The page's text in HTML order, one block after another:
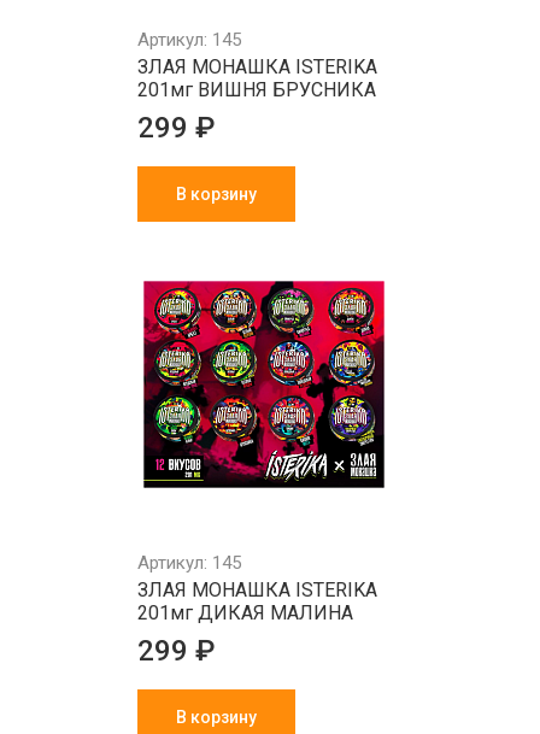
Артикул: 145
ЗЛАЯ МОНАШКА ISTERIKA
201мг ВИШНЯ БРУСНИКА
299 ₽
В корзину
Артикул: 145
ЗЛАЯ МОНАШКА ISTERIKA
201мг ДИКАЯ МАЛИНА
299 ₽
В корзину